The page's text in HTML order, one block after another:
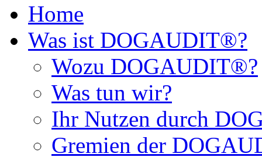
Home
Was ist DOGAUDIT®?
Wozu DOGAUDIT®?
Was tun wir?
Ihr Nutzen durch
Gremien der